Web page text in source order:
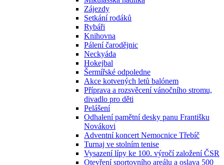
Zájezdy
Setkání rodáků
Rybáři
Knihovna
Pálení čarodějnic
Neckyáda
Hokejbal
Šermířské odpoledne
Akce kotvených letů balónem
Příprava a rozsvěcení vánočního stromu,
divadlo pro děti
Pelášení
Odhalení pamětní desky panu Františku
Novákovi
Adventní koncert Nemocnice Třebíč
Turnaj ve stolním tenise
Vysazení lípy ke 100. výročí založení ČSR
Otevření sportovního areálu a oslava 500